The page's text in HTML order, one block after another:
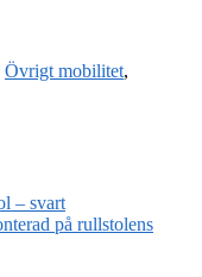
Övrigt mobilitet,